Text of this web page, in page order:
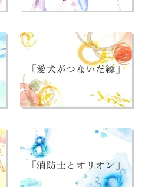
「愛犬がつないだ縁」
「消防士とオリオン」